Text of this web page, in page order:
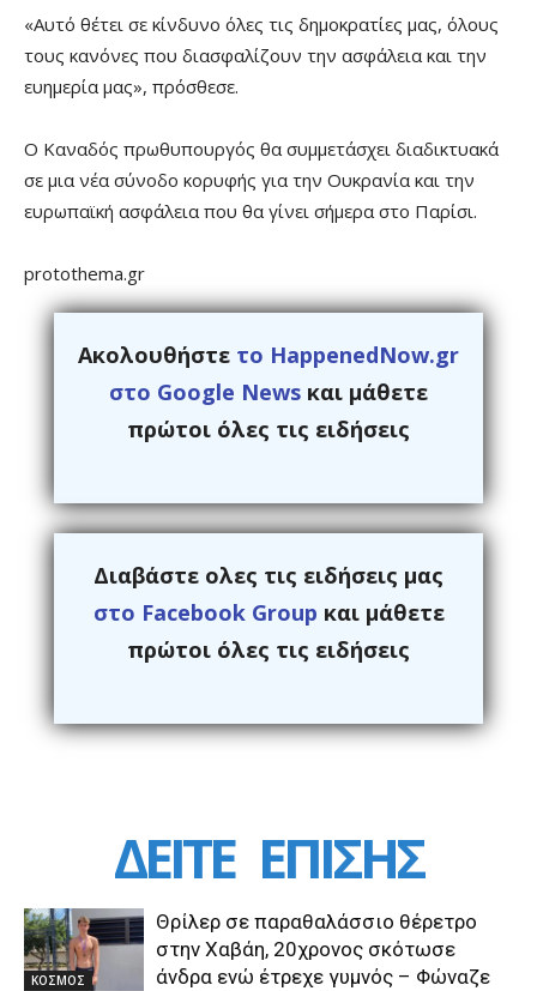
«Αυτό θέτει σε κίνδυνο όλες τις δημοκρατίες μας, όλους
τους κανόνες που διασφαλίζουν την ασφάλεια και την
ευημερία μας», πρόσθεσε.
Ο Καναδός πρωθυπουργός θα συμμετάσχει διαδικτυακά
σε μια νέα σύνοδο κορυφής για την Ουκρανία και την
ευρωπαϊκή ασφάλεια που θα γίνει σήμερα στο Παρίσι.
protothema.gr
Ακολουθήστε το HappenedNow.gr
στο Google News και μάθετε
πρώτοι όλες τις ειδήσεις
Διαβάστε ολες τις ειδήσεις μας
στο Facebook Group και μάθετε
πρώτοι όλες τις ειδήσεις
ΔΕΙΤΕ ΕΠΙΣΗΣ
ΚΟΣΜΟΣ
Θρίλερ σε παραθαλάσσιο θέρετρο
στην Χαβάη, 20χρονος σκότωσε
άνδρα ενώ έτρεχε γυμνός – Φώναζε